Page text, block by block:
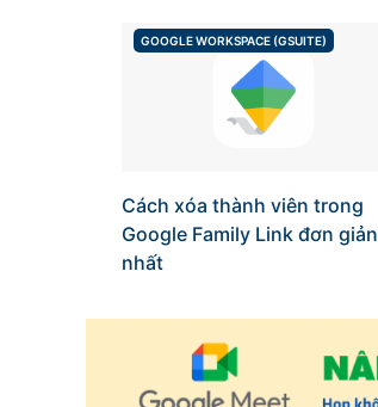
CATEGORIES
GOOGLE WORKSPACE (GSUITE)
Cách xóa thành viên trong
Google Family Link đơn giản
nhất